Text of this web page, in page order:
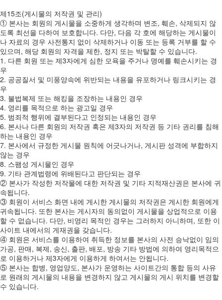
제15조(게시물의 저작권 및 관리)
① 본사는 회원의 게시물을 소중하게 생각하며 변조, 훼손, 삭제되지 않
도록 최선을 다하여 보호합니다. 다만, 다음 각 호에 해당하는 게시물이
나 자료의 경우 사전통지 없이 삭제하거나 이동 또는 등록 거부를 할 수
있으며, 해당 회원의 자격을 제한, 정지 또는 박탈할 수 있습니다.
1. 다른 회원 또는 제3자에게 심한 모욕을 주거나 명예를 훼손시키는 경
우
2. 공공질서 및 미풍양속에 위반되는 내용을 유포하거나 링크시키는 경
우
3. 불법복제 또는 해킹을 조장하는 내용인 경우
4. 영리를 목적으로 하는 광고일 경우
5. 범죄적 행위에 결부된다고 인정되는 내용인 경우
6. 본사나 다른 회원의 저작권 혹은 제3자의 저작권 등 기타 권리를 침해
하는 내용인 경우
7. 본사에서 규정한 게시물 원칙에 어긋나거나, 게시판 성격에 부합하지
않는 경우
8. 스팸성 게시물인 경우
9. 기타 관계법령에 위배된다고 판단되는 경우
② 본사가 작성한 저작물에 대한 저작권 및 기타 지적재산권은 본사에 귀
속됩니다.
③ 회원이 서비스 화면 내에 게시한 게시물의 저작권은 게시한 회원에게
귀속됩니다. 또한 본사는 게시자의 동의없이 게시물을 상업적으로 이용
할 수 없습니다. 다만, 비영리 목적인 경우는 그러하지 아니하며, 또한 이
사이트 내에서의 게재권을 갖습니다.
④ 회원은 서비스를 이용하여 취득한 정보를 본사의 사전 승낙없이 임의
가공, 판매, 복제, 송신, 출판, 배포, 방송 기타 방법에 의하여 영리목적으
로 이용하거나 제3자에게 이용하게 하여서는 안됩니다.
⑤ 본사는 합병, 영업양도, 본사가 운영하는 사이트간의 통합 등의 사유
로 원래의 게시물의 내용을 변경하지 않고 게시물의 게시 위치를 변경할
수 있습니다.